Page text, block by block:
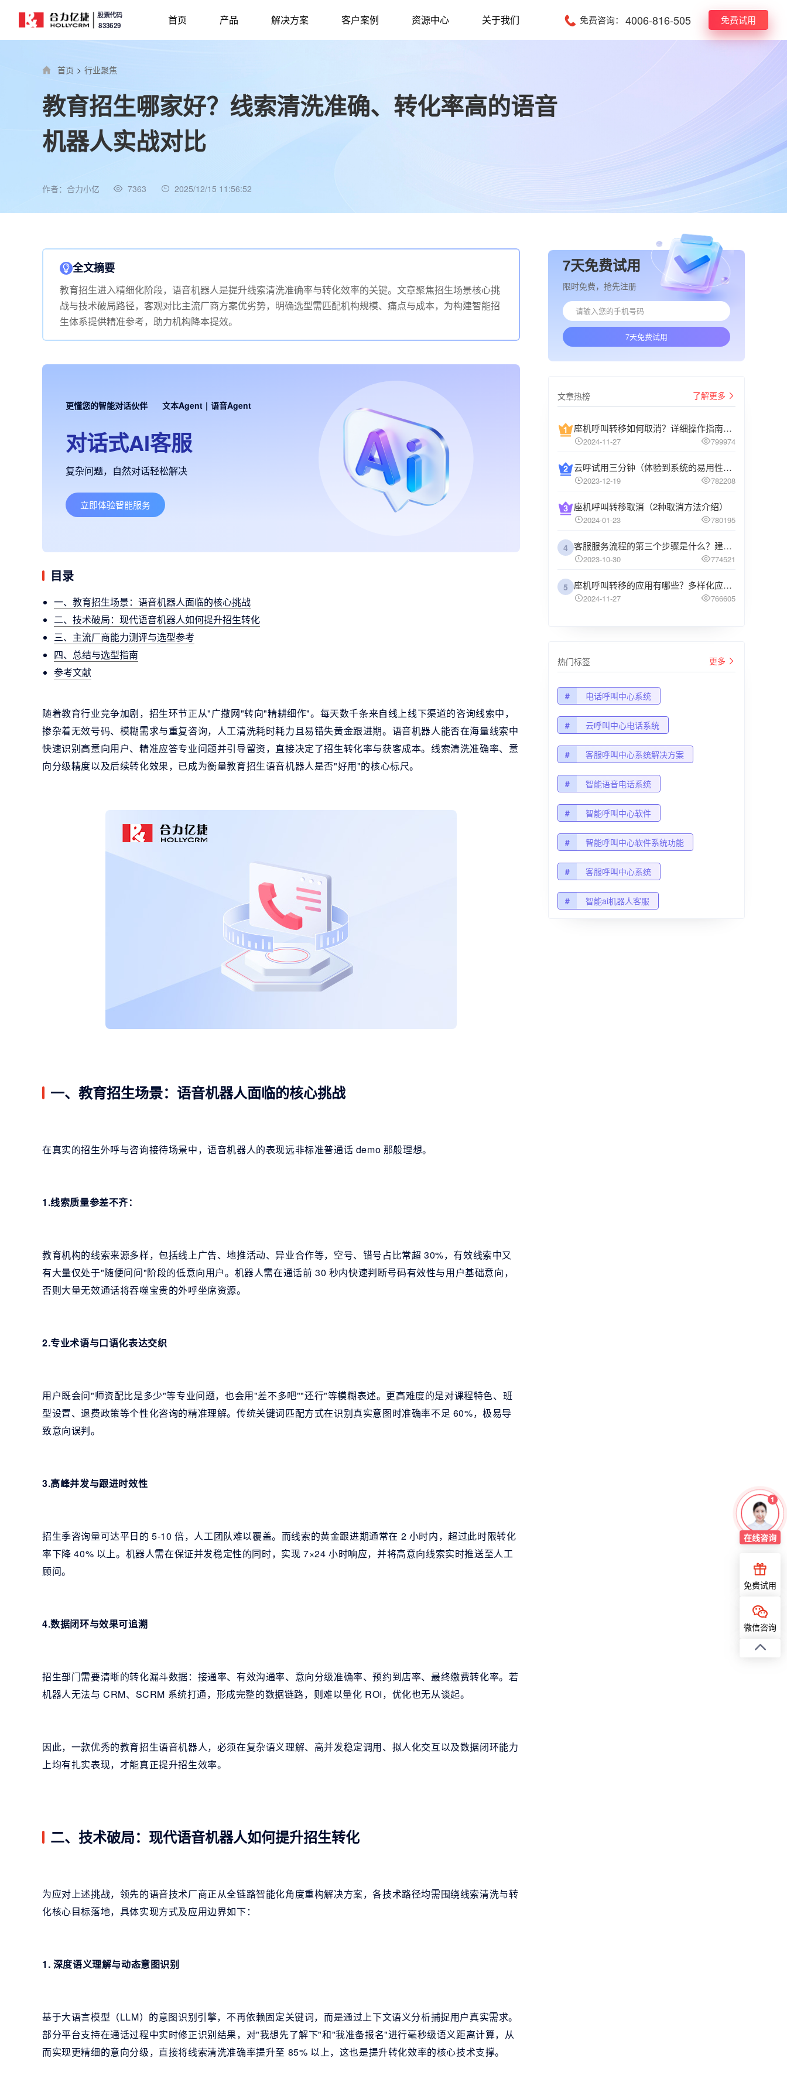
股票代码
833629 首页 产品 解决方案 客户案例 资源中心 关于我们 免费咨询： 4006-816-505 免费试用
首页 > 行业聚焦
教育招生哪家好？线索清洗准确、转化率高的语音
机器人实战对比
作者：合力小亿 7363 2025/12/15 11:56:52
全文摘要
教育招生进入精细化阶段，语音机器人是提升线索清洗准确率与转化效率的关键。文章聚焦招生场景核心挑
战与技术破局路径，客观对比主流厂商方案优劣势，明确选型需匹配机构规模、痛点与成本，为构建智能招
生体系提供精准参考，助力机构降本提效。
更懂您的智能对话伙伴 文本Agent | 语音Agent
对话式AI客服
复杂问题，自然对话轻松解决
立即体验智能服务
目录
一、教育招生场景：语音机器人面临的核心挑战
二、技术破局：现代语音机器人如何提升招生转化
三、主流厂商能力测评与选型参考
四、总结与选型指南
参考文献
随着教育行业竞争加剧，招生环节正从"广撒网"转向"精耕细作"。每天数千条来自线上线下渠道的咨询线索中，
掺杂着无效号码、模糊需求与重复咨询，人工清洗耗时耗力且易错失黄金跟进期。语音机器人能否在海量线索中
快速识别高意向用户、精准应答专业问题并引导留资，直接决定了招生转化率与获客成本。线索清洗准确率、意
向分级精度以及后续转化效果，已成为衡量教育招生语音机器人是否"好用"的核心标尺。
一、教育招生场景：语音机器人面临的核心挑战
在真实的招生外呼与咨询接待场景中，语音机器人的表现远非标准普通话 demo 那般理想。
1.线索质量参差不齐：
教育机构的线索来源多样，包括线上广告、地推活动、异业合作等，空号、错号占比常超 30%，有效线索中又
有大量仅处于"随便问问"阶段的低意向用户。机器人需在通话前 30 秒内快速判断号码有效性与用户基础意向，
否则大量无效通话将吞噬宝贵的外呼坐席资源。
2.专业术语与口语化表达交织
用户既会问"师资配比是多少"等专业问题，也会用"差不多吧""还行"等模糊表述。更高难度的是对课程特色、班
型设置、退费政策等个性化咨询的精准理解。传统关键词匹配方式在识别真实意图时准确率不足 60%，极易导
致意向误判。
3.高峰并发与跟进时效性
招生季咨询量可达平日的 5-10 倍，人工团队难以覆盖。而线索的黄金跟进期通常在 2 小时内，超过此时限转化
率下降 40% 以上。机器人需在保证并发稳定性的同时，实现 7×24 小时响应，并将高意向线索实时推送至人工
顾问。
4.数据闭环与效果可追溯
招生部门需要清晰的转化漏斗数据：接通率、有效沟通率、意向分级准确率、预约到店率、最终缴费转化率。若
机器人无法与 CRM、SCRM 系统打通，形成完整的数据链路，则难以量化 ROI，优化也无从谈起。
因此，一款优秀的教育招生语音机器人，必须在复杂语义理解、高并发稳定调用、拟人化交互以及数据闭环能力
上均有扎实表现，才能真正提升招生效率。
二、技术破局：现代语音机器人如何提升招生转化
为应对上述挑战，领先的语音技术厂商正从全链路智能化角度重构解决方案，各技术路径均需围绕线索清洗与转
化核心目标落地，具体实现方式及应用边界如下：
1. 深度语义理解与动态意图识别
基于大语言模型（LLM）的意图识别引擎，不再依赖固定关键词，而是通过上下文语义分析捕捉用户真实需求。
部分平台支持在通话过程中实时修正识别结果，对"我想先了解下"和"我准备报名"进行毫秒级语义距离计算，从
而实现更精细的意向分级，直接将线索清洗准确率提升至 85% 以上，这也是提升转化效率的核心技术支撑。
7天免费试用
限时免费，抢先注册
7天免费试用
文章热榜 了解更多
座机呼叫转移如何取消？详细操作指南介绍
2024-11-27 799974
云呼试用三分钟（体验到系统的易用性和高效性）
2023-12-19 782208
座机呼叫转移取消（2种取消方法介绍）
2024-01-23 780195
4 客服服务流程的第三个步骤是什么？建议企业阅读
2023-10-30 774521
5 座机呼叫转移的应用有哪些？多样化应用场景解析
2024-11-27 766605
热门标签 更多
# 电话呼叫中心系统
# 云呼叫中心电话系统
# 客服呼叫中心系统解决方案
# 智能语音电话系统
# 智能呼叫中心软件
# 智能呼叫中心软件系统功能
# 客服呼叫中心系统
# 智能ai机器人客服
1
在线咨询
免费试用
微信咨询